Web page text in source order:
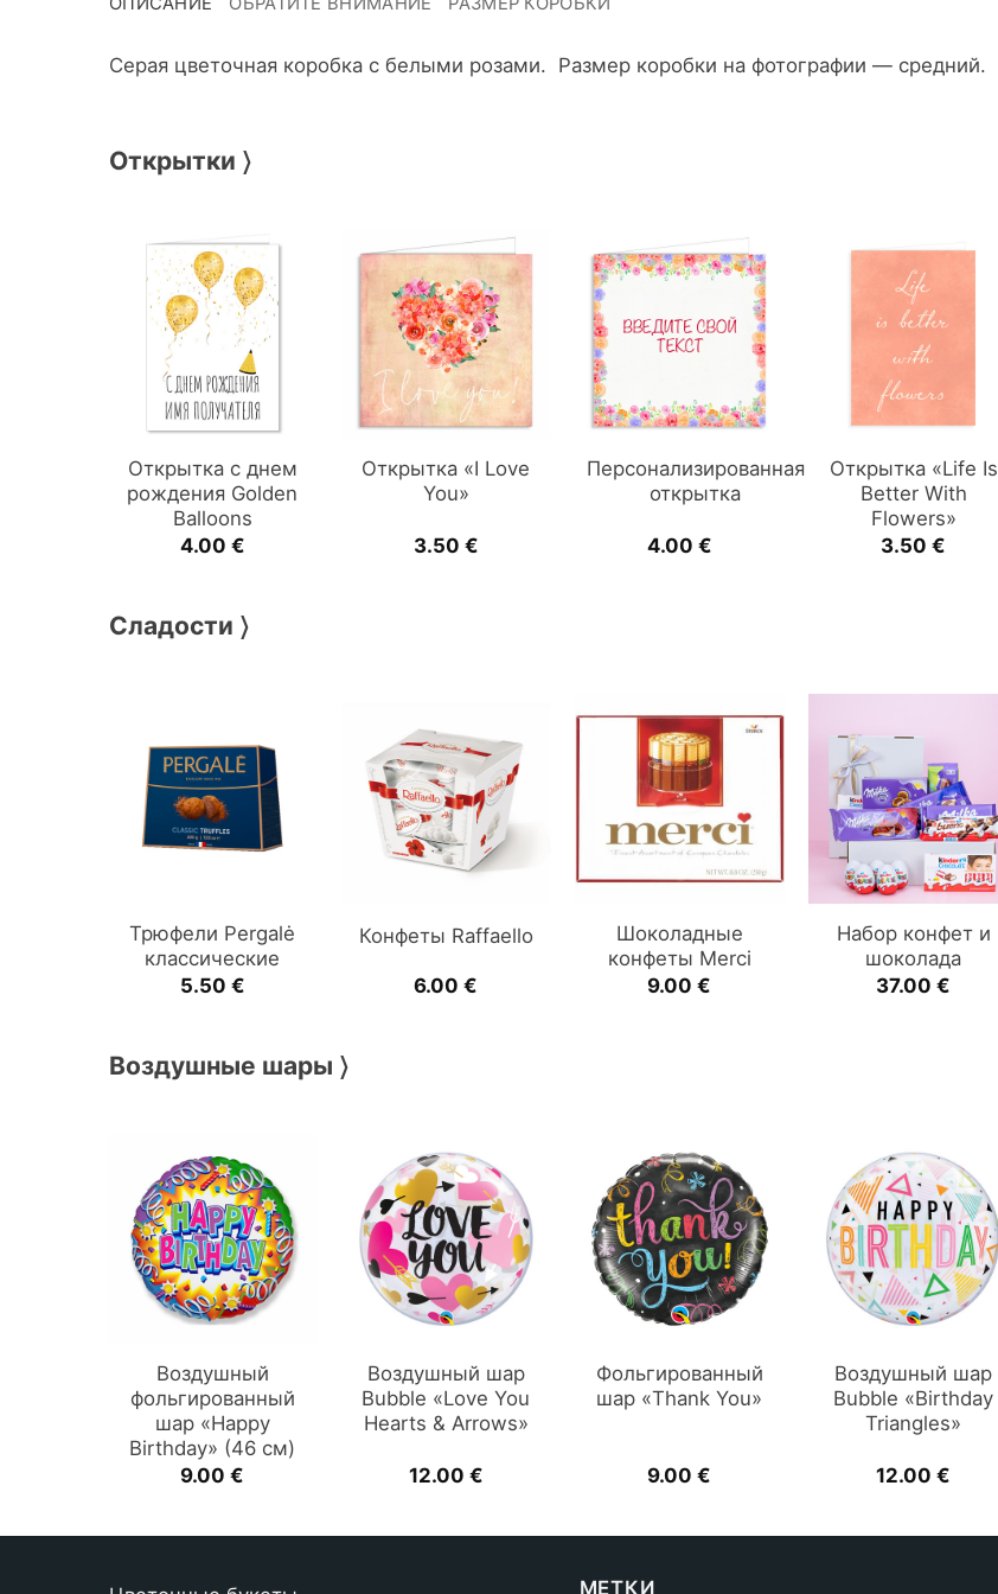
Серая цветочная коробка с белыми розами. Размер коробки на фотографии — средний.
Открытки 〉
Открытка с днем
рождения Golden
Balloons
4.00 €
Открытка «I Love
You»
3.50 €
Персонализированная
открытка
4.00 €
Открытка «Life Is
Better With
Flowers»
3.50€
Сладости 〉
Трюфели Pergalė
классические
5.50 €
Конфеты Raffaello
6.00€
Шоколадные
конфеты Merci
9.00€
Набор конфет и
шоколада
37.00€
Воздушные шары 〉
Воздушный
фольгированный
шар «Happy
Birthday» (46 см)
9.00€
Воздушный шар
Bubble «Love You
Hearts & Arrows»
12.00 €
Фольгированный
шар «Thank You»
9.00€
Воздушный шар
Bubble «Birthday
Triangles»
12.00€
МЕТКИ